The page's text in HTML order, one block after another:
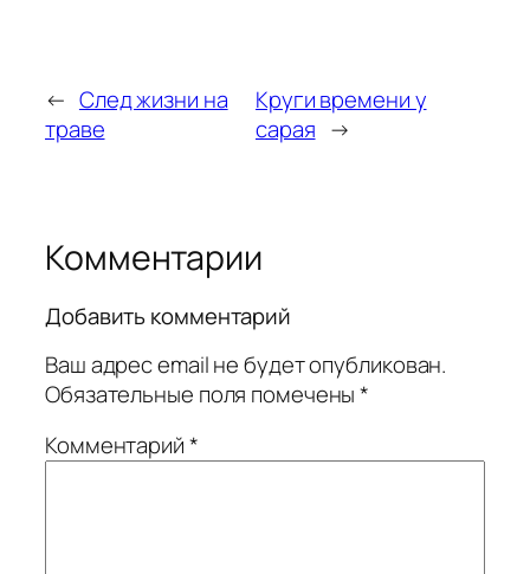
← След жизни на
траве
Круги времени у
сарая →
Комментарии
Добавить комментарий
Ваш адрес email не будет опубликован.
Обязательные поля помечены*
Комментарий*